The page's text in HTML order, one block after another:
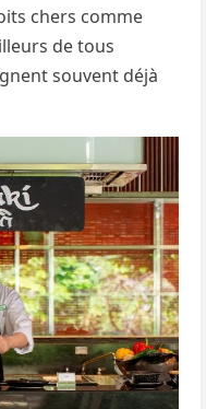
chers comme
de tous
souvent déjà